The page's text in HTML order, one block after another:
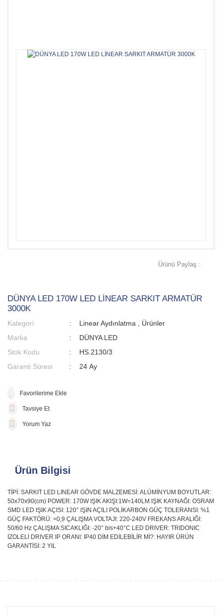
Ürünü Paylaş :
DÜNYA LED 170W LED LİNEAR SARKIT ARMATÜR
3000K
Kategori Linear Aydınlatma
Ürünler
Marka
DÜNYA LED
Stok Kodu
HS.2130/3
Garanti Süresi
24 Ay
Tavsiye Et
Yorum Yaz
Ürün Bilgisi
TİPİ: SARKIT LED LINEAR GÖVDE MALZEMESİ: ALÜMİNYUM BOYUTLAR:
50x70x90(cm) POWER: 170W IŞIK AKIŞI:1W=140LM IŞIK KAYNAĞI: OSRAM
SMD LED IŞIK AÇISI: 120° IŞIN AÇILI POLİKARBON GÜÇ TOLERANSI: %1
GÜÇ FAKTÖRÜ: >0,9 ÇALIŞMA VOLTAJI: 220-240V FREKANS ARALIĞI:
50/60 Hz ÇALIŞMA SICAKLIĞI: -20° bis+40°C LED DRIVER: TRIDONIC
İZOLELİ DRIVER IP ORANI: IP40 DİM EDİLEBİLİR Mİ?: HAYIR ÜRÜN
GARANTİSİ: 2 YIL